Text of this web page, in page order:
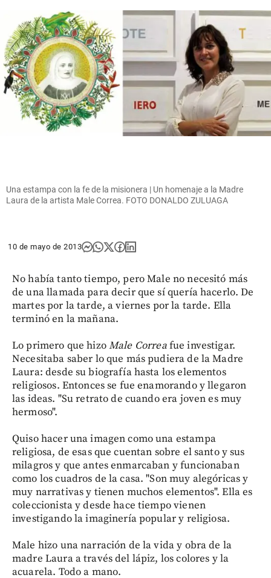
Una estampa con la fe de la misionera | Un homenaje a la Madre
Laura de la artista Male Correa. FOTO DONALDO ZULUAGA
10 de mayo de 2013
No había tanto tiempo, pero Male no necesitó más
de una llamada para decir que sí quería hacerlo. De
martes por la tarde, a viernes por la tarde. Ella
terminó en la mañana.
Lo primero que hizoMale Correafue investigar.
Necesitaba saber lo que más pudiera de la Madre
Laura: desde su biografía hasta los elementos
religiosos. Entonces se fue enamorando y llegaron
las ideas. "Su retrato de cuando era joven es muy
hermoso".
Quiso hacer una imagen como una estampa
religiosa, de esas que cuentan sobre el santo y sus
milagros y que antes enmarcaban y funcionaban
como los cuadros de la casa. "Son muy alegóricas y
muy narrativas y tienen muchos elementos". Ella es
coleccionista y desde hace tiempo vienen
investigando la imaginería popular y religiosa.
Male hizo una narración de la vida y obra de la
madre Laura a través del lápiz, los colores y la
acuarela. Todo a mano.